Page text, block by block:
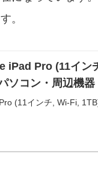
。
iPad Pro (11イン
ソコン・周辺機器
(11インチ, Wi-Fi,